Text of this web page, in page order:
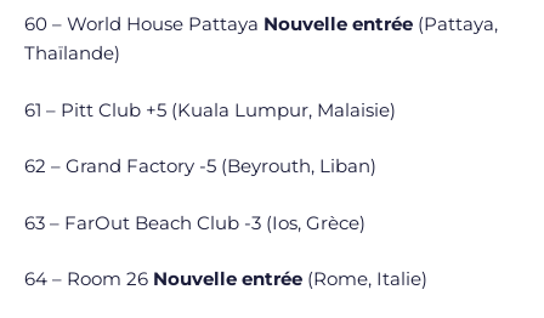
60 – World House Pattaya Nouvelle entrée (Pattaya,
Thaïlande)
61 – Pitt Club +5 (Kuala Lumpur, Malaisie)
62 – Grand Factory -5 (Beyrouth, Liban)
63 – FarOut Beach Club -3 (Ios, Grèce)
64 – Room 26 Nouvelle entrée (Rome, Italie)